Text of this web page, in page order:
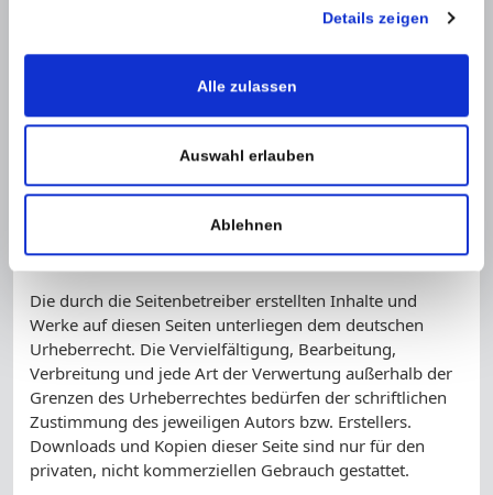
Details zeigen
Alle zulassen
Auswahl erlauben
Ablehnen
wurden zum Zeitpunkt der Verlinkung auf mögliche
zum Zeitpunkt der Verlinkung nicht erkennbar.
Seiten ist jedoch ohne konkrete Anhaltspunkte einer
Rechtsverletzung nicht zumutbar. Bei Bekanntwerden
umgehend entfernen.
Urheberrecht
Die durch die Seitenbetreiber erstellten Inhalte und
Werke auf diesen Seiten unterliegen dem deutschen
Urheberrecht. Die Vervielfältigung, Bearbeitung,
Verbreitung und jede Art der Verwertung außerhalb der
Grenzen des Urheberrechtes bedürfen der schriftlichen
Zustimmung des jeweiligen Autors bzw. Erstellers.
Downloads und Kopien dieser Seite sind nur für den
privaten, nicht kommerziellen Gebrauch gestattet.